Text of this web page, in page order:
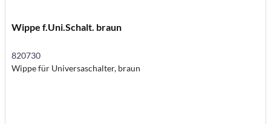
Wippe f.Uni.Schalt. braun
820730
Wippe für Universaschalter, braun